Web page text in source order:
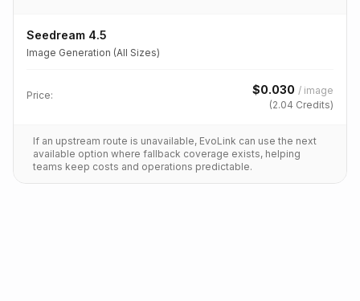
Seedream 4.5
Image Generation (All Sizes)
Price: $0.030 / image
(2.04 Credits)
If an upstream route is unavailable, EvoLink can use the next
available option where fallback coverage exists, helping
teams keep costs and operations predictable.